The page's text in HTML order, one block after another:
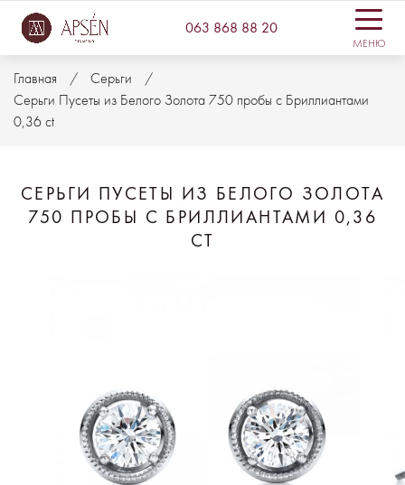
063 868 88 20
МЕНЮ
Главная
Серьги
Серьги Пусеты из Белого Золота 750 пробы с Бриллиантами
0,36 ct
СЕРЬГИ ПУСЕТЫ ИЗ БЕЛОГО ЗОЛОТА
750 ПРОБЫ С БРИЛЛИАНТАМИ 0,36
CT